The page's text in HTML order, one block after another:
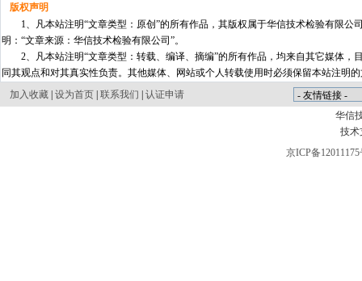
版权声明
1、凡本站注明“文章类型：原创”的所有作品，其版权属于华信技术检验有限公
明：“文章来源：华信技术检验有限公司”。
2、凡本站注明“文章类型：转载、编译、摘编”的所有作品，均来自其它媒体，
同其观点和对其真实性负责。其他媒体、网站或个人转载使用时必须保留本站注明
加入收藏 设为首页 联系我们
认证申请
华信
技术
京ICP备